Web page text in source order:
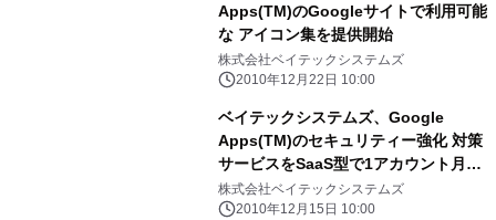
Apps(TM)のGoogleサイトで利用可能
な アイコン集を提供開始
株式会社ベイテックシステムズ
2010年12月22日 10:00
ベイテックシステムズ、Google
Apps(TM)のセキュリティー強化 対策
サービスをSaaS型で1アカウント月額
50円にて提供開始
株式会社ベイテックシステムズ
2010年12月15日 10:00